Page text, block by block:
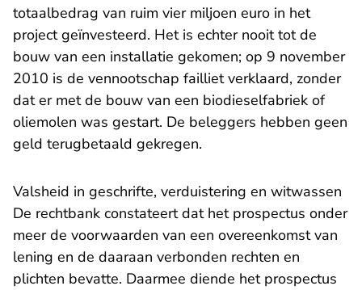
totaalbedrag van ruim vier miljoen euro in het
project geïnvesteerd. Het is echter nooit tot de
bouw van een installatie gekomen; op 9 november
2010 is de vennootschap failliet verklaard, zonder
dat er met de bouw van een biodieselfabriek of
oliemolen was gestart. De beleggers hebben geen
geld terugbetaald gekregen.
Valsheid in geschrifte, verduistering en witwassen
De rechtbank constateert dat het prospectus onder
meer de voorwaarden van een overeenkomst van
lening en de daaraan verbonden rechten en
plichten bevatte. Daarmee diende het prospectus